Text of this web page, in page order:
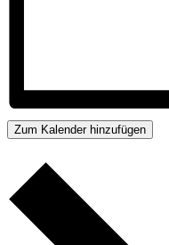
Zum Kalender hinzufügen